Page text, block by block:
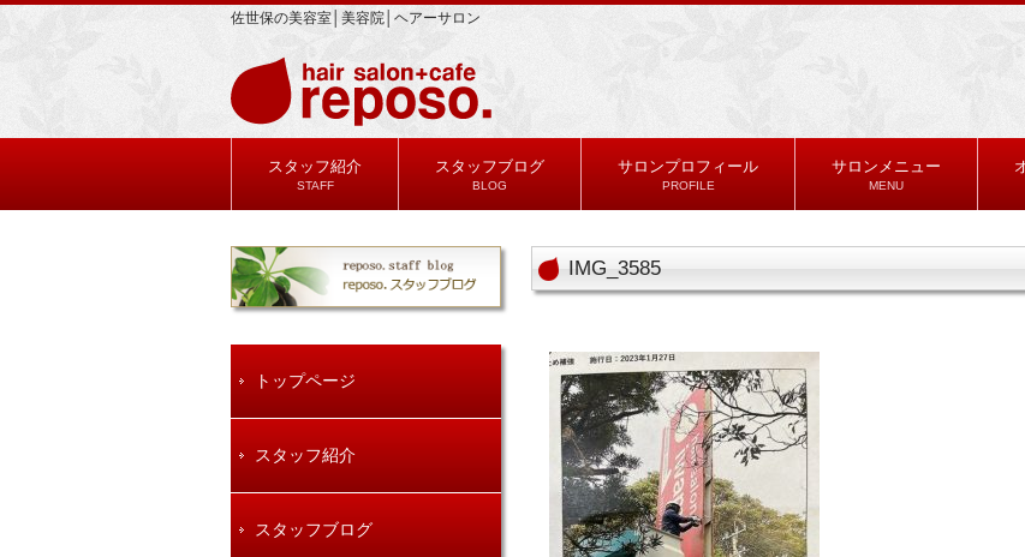
佐世保の美容室│美容院│ヘアーサロン
スタッフ紹介
STAFF
スタッフブログ
BLOG
サロンプロフィール
PROFILE
サロンメニュー
MENU
IMG_3585
トップページ
スタッフ紹介
スタッフブログ